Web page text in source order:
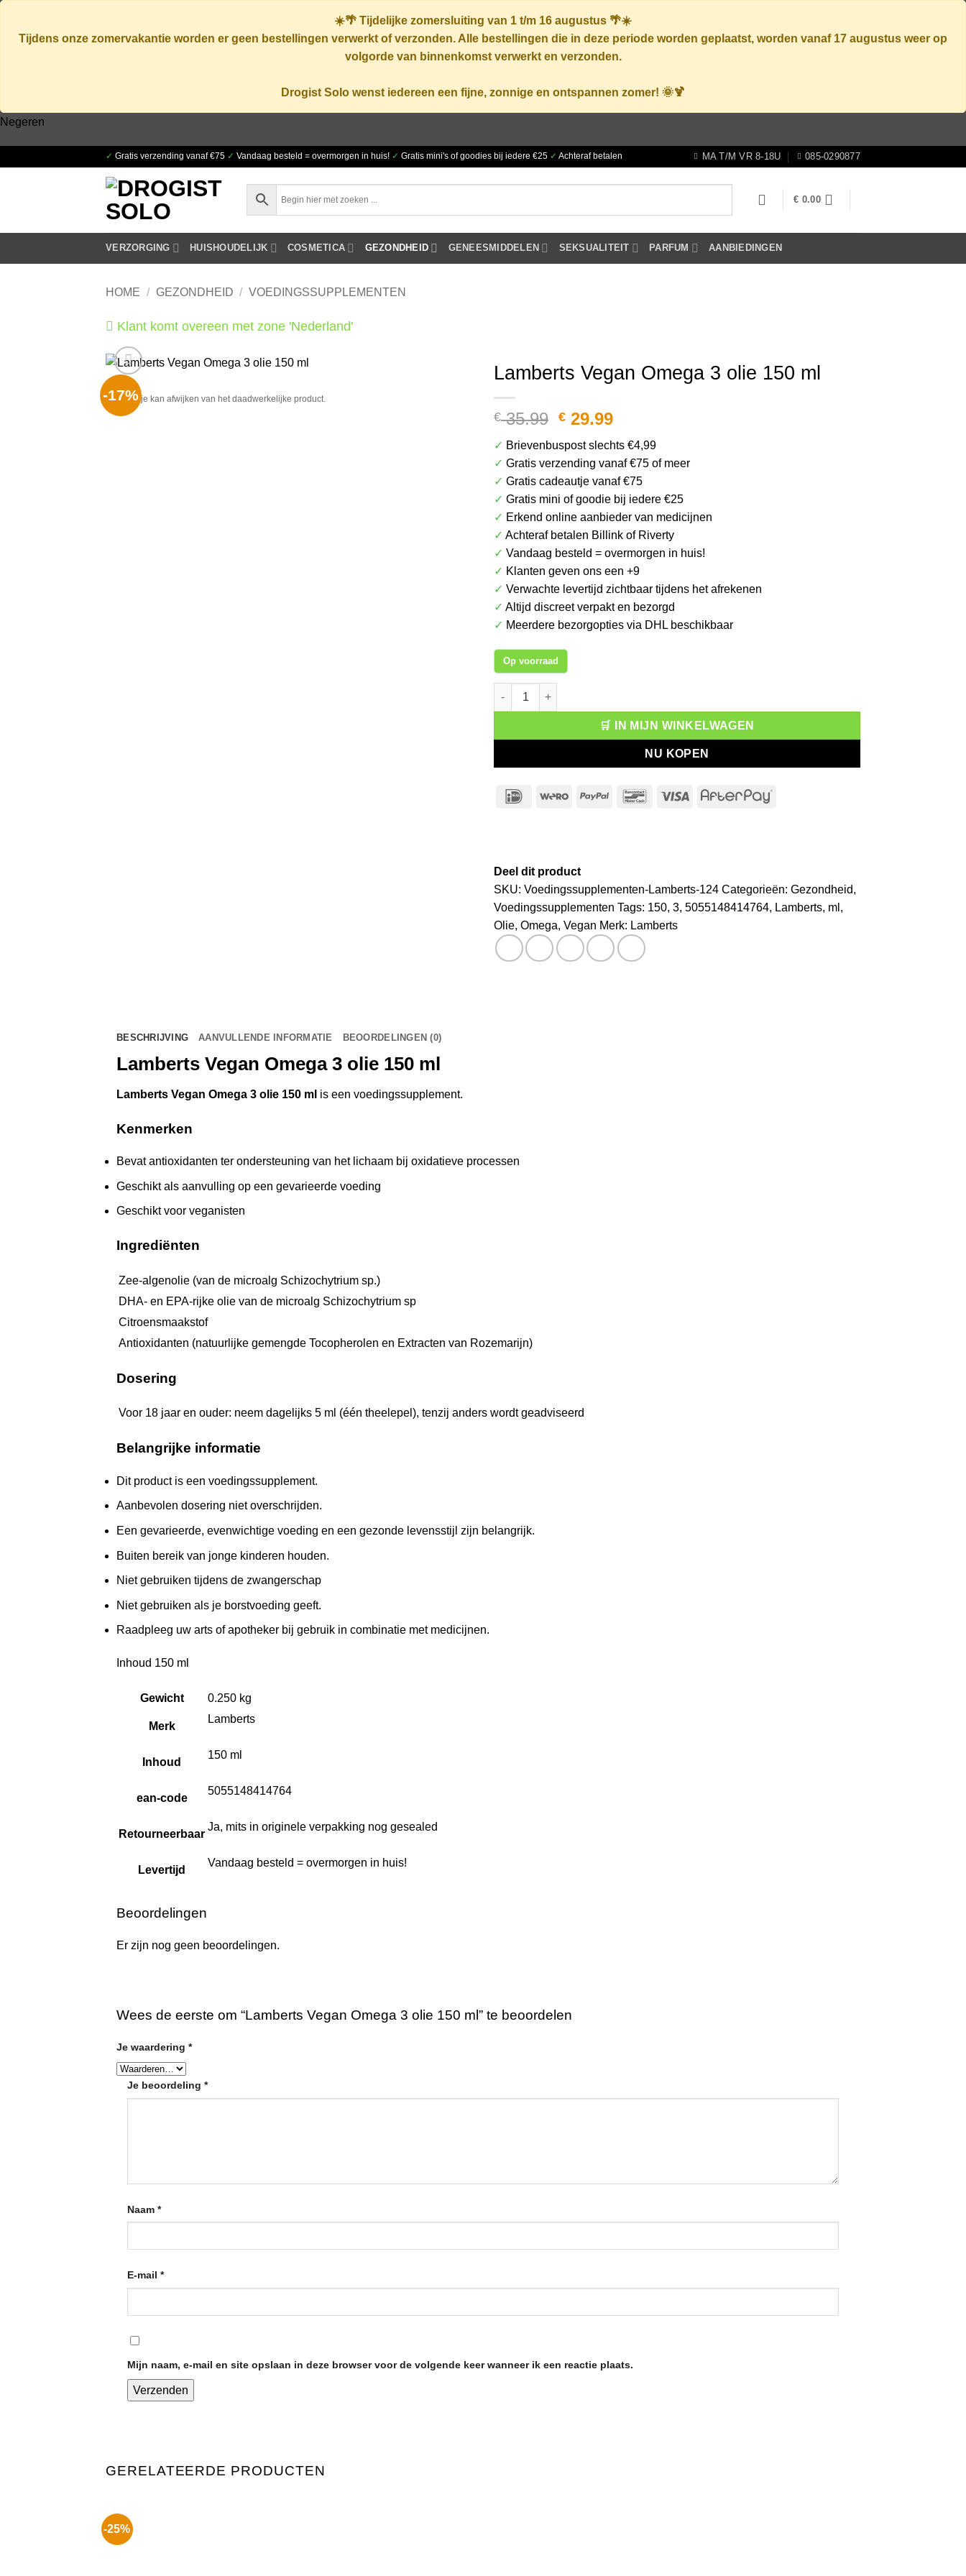
☀️🌴 Tijdelijke zomersluiting van 1 t/m 16 augustus 🌴☀️
Tijdens onze zomervakantie worden er geen bestellingen verwerkt of verzonden. Alle bestellingen die in deze periode worden geplaatst, worden vanaf 17 augustus weer op
volgorde van binnenkomst verwerkt en verzonden.
Drogist Solo wenst iedereen een fijne, zonnige en ontspannen zomer! 🌞🍹
Negeren
✓ Gratis verzending vanaf €75 ✓ Vandaag besteld = overmorgen in huis! ✓ Gratis mini's of goodies bij iedere €25 ✓ Achteraf betalen MA T/M VR 8-18U 085-0290877
€ 0.00
VERZORGING HUISHOUDELIJK COSMETICA GEZONDHEID GENEESMIDDELEN SEKSUALITEIT PARFUM AANBIEDINGEN
HOME / GEZONDHEID / VOEDINGSSUPPLEMENTEN
Klant komt overeen met zone 'Nederland'
-17%
Het plaatje kan afwijken van het daadwerkelijke product.
Het plaatje kan afwijken van het daadwerkelijke product.
Lamberts Vegan Omega 3 olie 150 ml
€35.99 Oorspronkelijke
was:
€ 35.99.
€ 29.99Huidige
is:
€ 29.99.
✓ Brievenbuspost slechts €4,99
✓ Gratis verzending vanaf €75 of meer
✓ Gratis cadeautje vanaf €75
✓ Gratis mini of goodie bij iedere €25
✓ Erkend online aanbieder van medicijnen
✓ Achteraf betalen Billink of Riverty
✓ Vandaag besteld = overmorgen in huis!
✓ Klanten geven ons een +9
✓ Verwachte levertijd zichtbaar tijdens het afrekenen
✓ Altijd discreet verpakt en bezorgd
✓ Meerdere bezorgopties via DHL beschikbaar
Op voorraad
Lamberts Vegan Omega 3 olie 150 ml aantal
🛒 IN MIJN WINKELWAGEN
NU KOPEN
IDeal Wero PayPal Bancontact
Visa AfterPay
Deel dit product
SKU: Voedingssupplementen-Lamberts-124 Categorieën: Gezondheid,
Voedingssupplementen Tags: 150, 3, 5055148414764, Lamberts, ml ,
Olie, Omega, Vegan Merk: Lamberts
BESCHRIJVING AANVULLENDE INFORMATIE BEOORDELINGEN (0)
Lamberts Vegan Omega 3 olie 150 ml
Lamberts Vegan Omega 3 olie 150 ml is een voedingssupplement.
Kenmerken
Bevat antioxidanten ter ondersteuning van het lichaam bij oxidatieve processen
Geschikt als aanvulling op een gevarieerde voeding
Geschikt voor veganisten
Ingrediënten
Zee-algenolie (van de microalg Schizochytrium sp.)
DHA- en EPA-rijke olie van de microalg Schizochytrium sp
Citroensmaakstof
Antioxidanten (natuurlijke gemengde Tocopherolen en Extracten van Rozemarijn)
Dosering
Voor 18 jaar en ouder: neem dagelijks 5 ml (één theelepel), tenzij anders wordt geadviseerd
Belangrijke informatie
Dit product is een voedingssupplement.
Aanbevolen dosering niet overschrijden.
Een gevarieerde, evenwichtige voeding en een gezonde levensstijl zijn belangrijk.
Buiten bereik van jonge kinderen houden.
Niet gebruiken tijdens de zwangerschap
Niet gebruiken als je borstvoeding geeft.
Raadpleeg uw arts of apotheker bij gebruik in combinatie met medicijnen.
Inhoud 150 ml
Gewicht 0.250 kg
Merk
Lamberts
Inhoud
150 ml
ean-code
5055148414764
Retourneerbaar
Ja, mits in originele verpakking nog gesealed
Levertijd
Vandaag besteld = overmorgen in huis!
Beoordelingen
Er zijn nog geen beoordelingen.
Wees de eerste om “Lamberts Vegan Omega 3 olie 150 ml” te beoordelen
Je waardering *
Je beoordeling *
Naam *
E-mail *
Mijn naam, e-mail en site opslaan in deze browser voor de volgende keer wanneer ik een reactie plaats.
GERELATEERDE PRODUCTEN
-25%